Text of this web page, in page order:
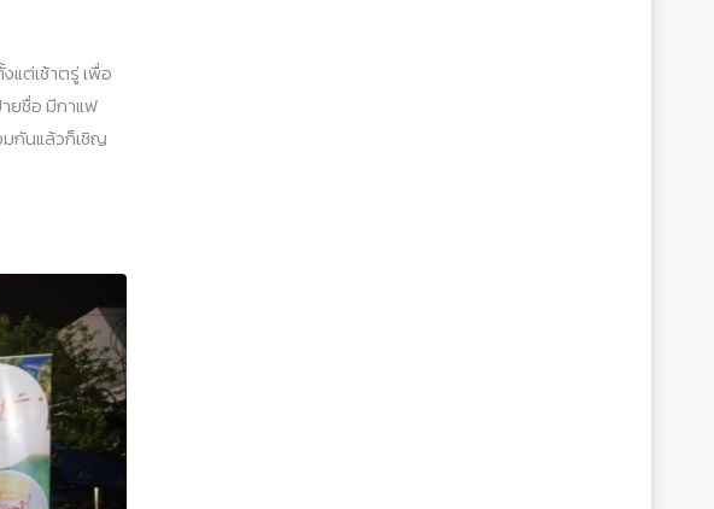
แต่เช้าตรู่ เพื่อ
ยชื่อ มีกาแฟ
กันแล้วก็เชิญ